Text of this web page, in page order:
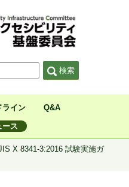
検索
ライン Q&A
ース
X 8341-3:2016 試験実施ガ